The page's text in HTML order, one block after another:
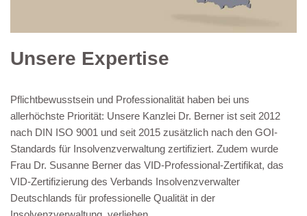
Unsere Expertise
Pflichtbewusstsein und Professionalität haben bei uns
allerhöchste Priorität: Unsere Kanzlei Dr. Berner ist seit 2012
nach DIN ISO 9001 und seit 2015 zusätzlich nach den GOI-
Standards für Insolvenzverwaltung zertifiziert. Zudem wurde
Frau Dr. Susanne Berner das VID-Professional-Zertifikat, das
VID-Zertifizierung des Verbands Insolvenzverwalter
Deutschlands für professionelle Qualität in der